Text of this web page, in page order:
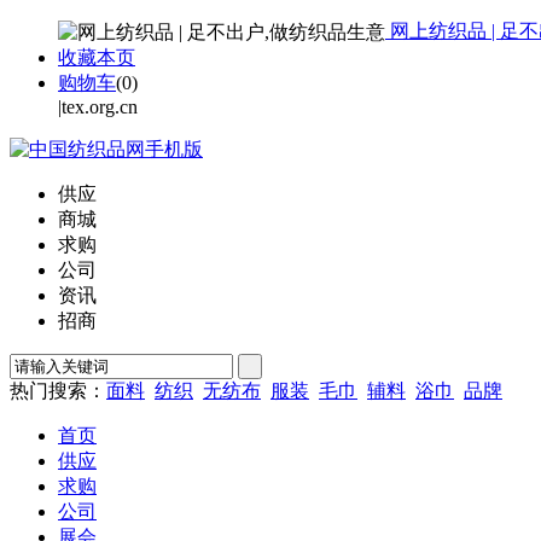
网上纺织品 | 足
收藏本页
购物车(0)
|tex.org.cn
供应
商城
求购
公司
资讯
招商
热门搜索： 面料 纺织 无纺布 服装 毛巾 辅料 浴巾 品牌
首页
供应
求购
公司